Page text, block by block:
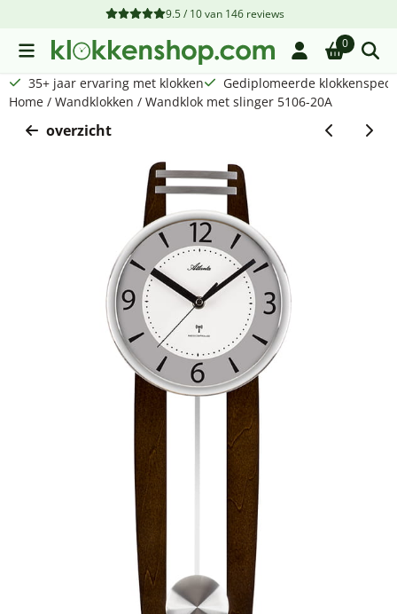
Cookievoorkeuren zijn beschikbaar. Kies instellingen of sta
9.5 / 10van 146reviews
0
35+ jaar ervaring met klokken
Gediplomeerde
Home / Wandklokken / Wandklok met slinger 5106-20A
overzicht